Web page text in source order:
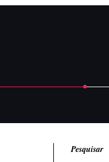
Pesquisar